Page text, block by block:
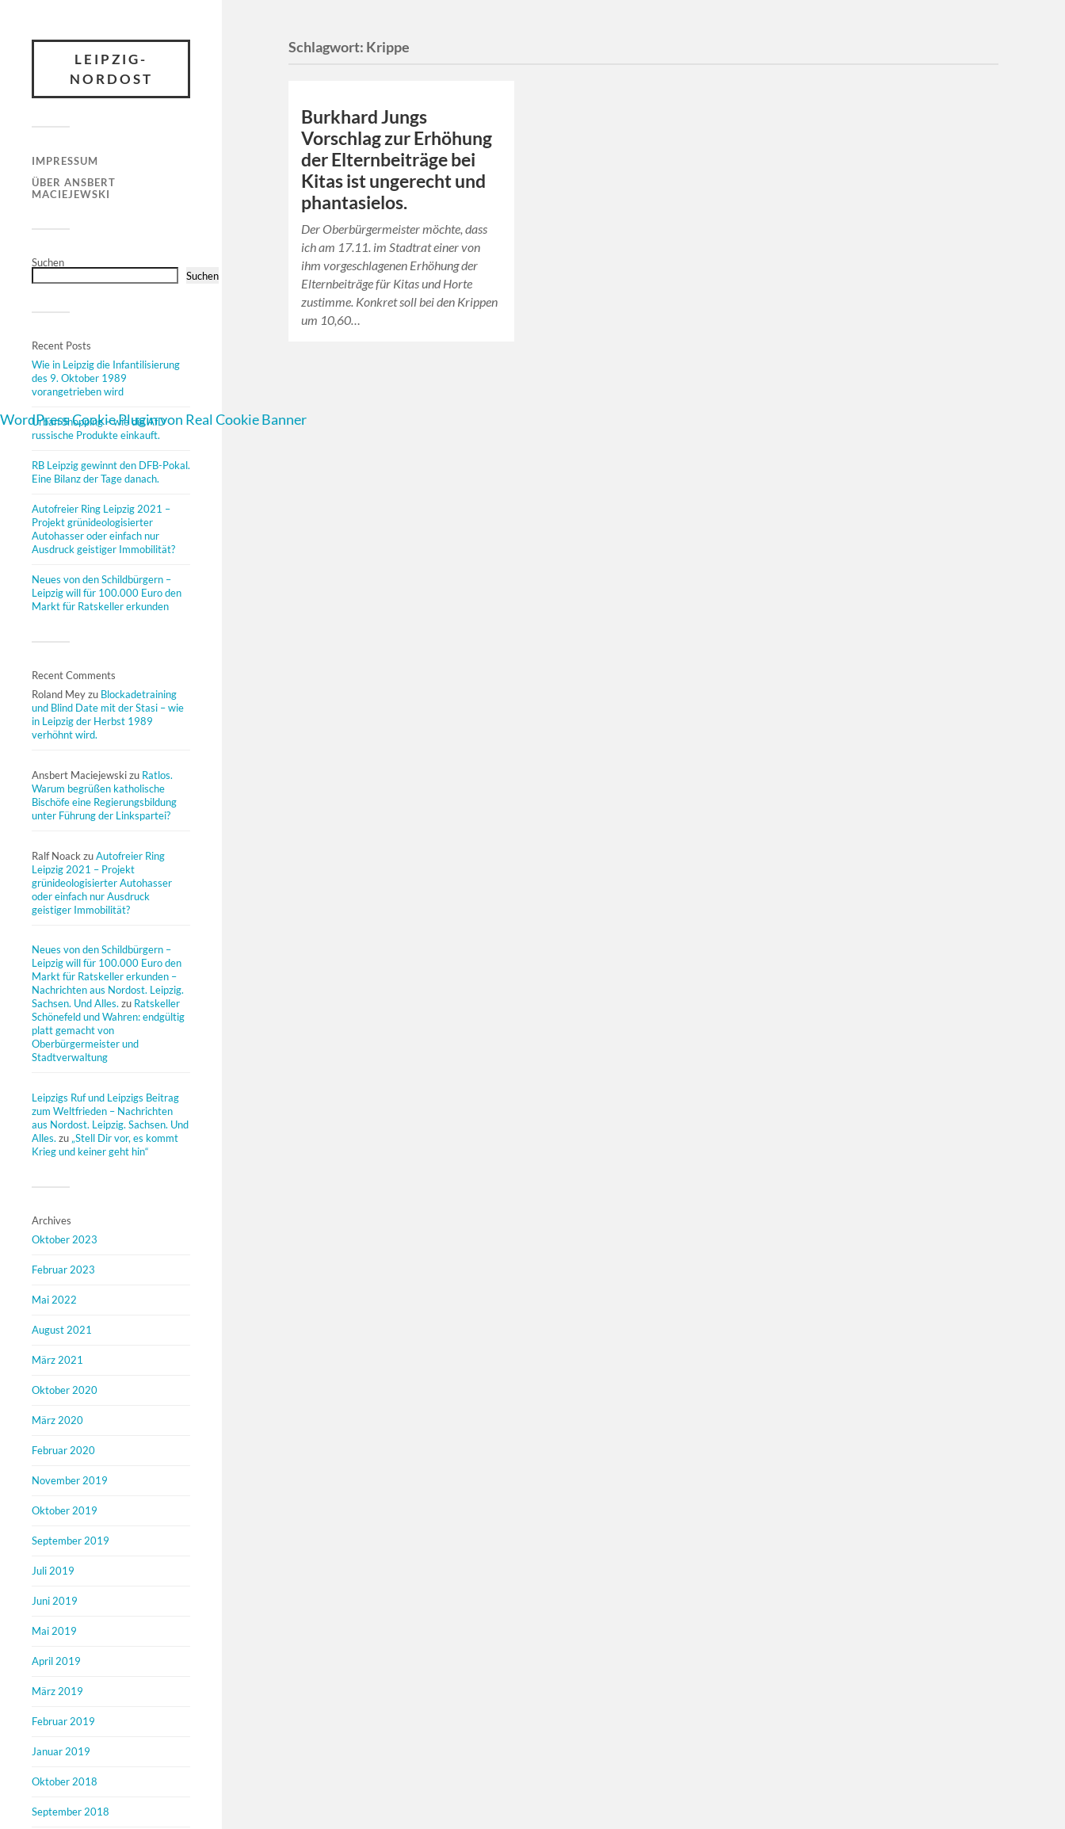
LEIPZIG-
NORDOST
IMPRESSUM
ÜBER ANSBERT
MACIEJEWSKI
Suchen
Suchen
Recent Posts
Wie in Leipzig die Infantilisierung
des 9. Oktober 1989
vorangetrieben wird
Urban Shopping – wie die AfD
russische Produkte einkauft.
RB Leipzig gewinnt den DFB-Pokal.
Eine Bilanz der Tage danach.
Autofreier Ring Leipzig 2021 –
Projekt grünideologisierter
Autohasser oder einfach nur
Ausdruck geistiger Immobilität?
Neues von den Schildbürgern –
Leipzig will für 100.000 Euro den
Markt für Ratskeller erkunden
Recent Comments
Roland Meyzu Blockadetraining
und Blind Date mit der Stasi – wie
in Leipzig der Herbst 1989
verhöhnt wird.
Ansbert Maciejewskizu Ratlos.
Warum begrüßen katholische
Bischöfe eine Regierungsbildung
unter Führung der Linkspartei?
Ralf Noack zuAutofreier Ring
Leipzig 2021 – Projekt
grünideologisierter Autohasser
oder einfach nur Ausdruck
geistiger Immobilität?
Neues von den Schildbürgern –
Leipzig will für 100.000 Euro den
Markt für Ratskeller erkunden –
Nachrichten aus Nordost. Leipzig.
Sachsen. Und Alles. zu Ratskeller
Schönefeld und Wahren: endgültig
platt gemacht von
Oberbürgermeister und
Stadtverwaltung
Leipzigs Ruf und Leipzigs Beitrag
zum Weltfrieden – Nachrichten
aus Nordost. Leipzig. Sachsen. Und
Alles. zu „Stell Dir vor, es kommt
Krieg und keiner geht hin“
Archives
Oktober 2023
Februar 2023
Mai 2022
August 2021
März 2021
Oktober 2020
März 2020
Februar 2020
November 2019
Oktober 2019
September 2019
Juli 2019
Juni 2019
Mai 2019
April 2019
März 2019
Februar 2019
Januar 2019
Oktober 2018
September 2018
Schlagwort: Krippe
Burkhard Jungs
Vorschlag zur Erhöhung
der Elternbeiträge bei
Kitas ist ungerecht und
phantasielos.
Der Oberbürgermeister möchte, dass
ich am 17.11. im Stadtrat einer von
ihm vorgeschlagenen Erhöhung der
Elternbeiträge für Kitas und Horte
zustimme. Konkret soll bei den Krippen
um 10,60…
WordPress Cookie Plugin von Real Cookie Banner